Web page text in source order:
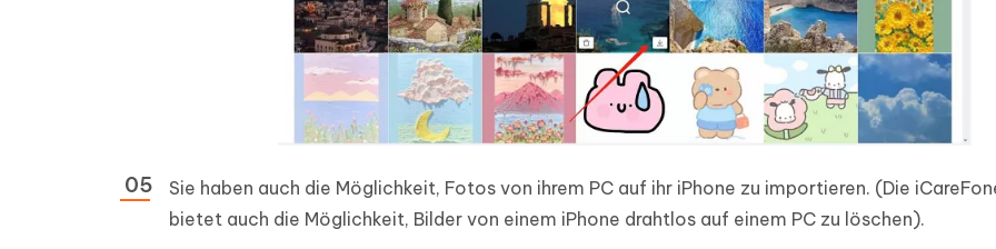
Sie haben auch die Möglichkeit, Fotos von ihrem PC auf ihr iPhone zu importieren. (Die
bietet auch die Möglichkeit, Bilder von einem iPhone drahtlos auf einem PC zu löschen).